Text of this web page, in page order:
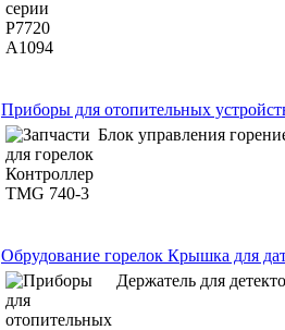
Приборы для отопительных
Блок управления
Обрудование горелок Крышка для
Держатель для